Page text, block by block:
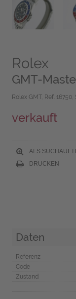
Rolex
GMT-
Rolex GMT, Ref.
verkauft
ALS
DRUCKEN
Daten
Referenz
Code
Zustand